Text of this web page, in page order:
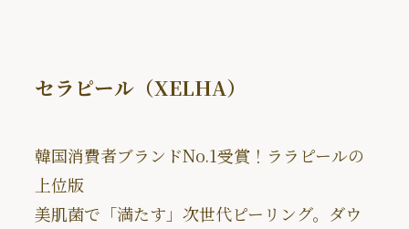
セラピール（XELHA）
韓国消費者ブランドNo.1受賞！ララピールの
上位版
美肌菌で「満たす」次世代ピーリング。ダウ